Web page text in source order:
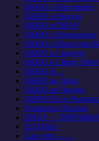
ОКНО в Настоящее
ОКНО в Никуда
ОКНО в ПИАР
ОКНО в Прекрасное
ОКНО в Просторы
ОКНО в Социум
ОКНО в Сферу
ОКНО В…
ОКНО во Двор
ОКНО на Чердак
ОПРОСЫ от
Открытое Письмо
ПИАР —
ПЛАНЫ +
Сам себе — …